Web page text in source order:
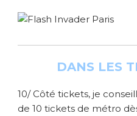
DANS LES
10/ Côté tickets, je
de 10 tickets de métro